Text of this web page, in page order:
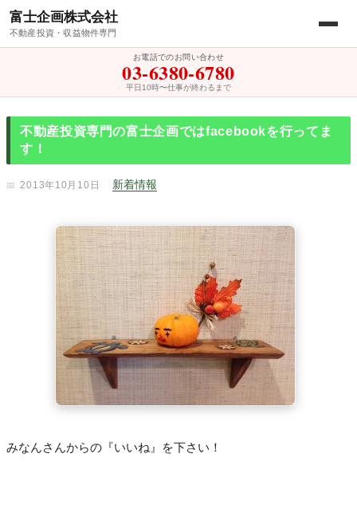
富士企画株式会社
不動産投資・収益物件専門
お電話でのお問い合わせ
03-6380-6780
平日10時〜仕事が終わるまで
不動産投資専門の富士企画ではfacebookを行ってま
す！
2013年10月10日 新着情報
みなんさんからの『いいね』を下さい！